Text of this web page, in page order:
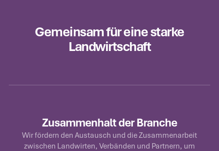
Gemeinsam für eine starke
Landwirtschaft
Zusammenhalt der Branche
Wir fördern den Austausch und die Zusammenarbeit
zwischen Landwirten, Verbänden und Partnern, um